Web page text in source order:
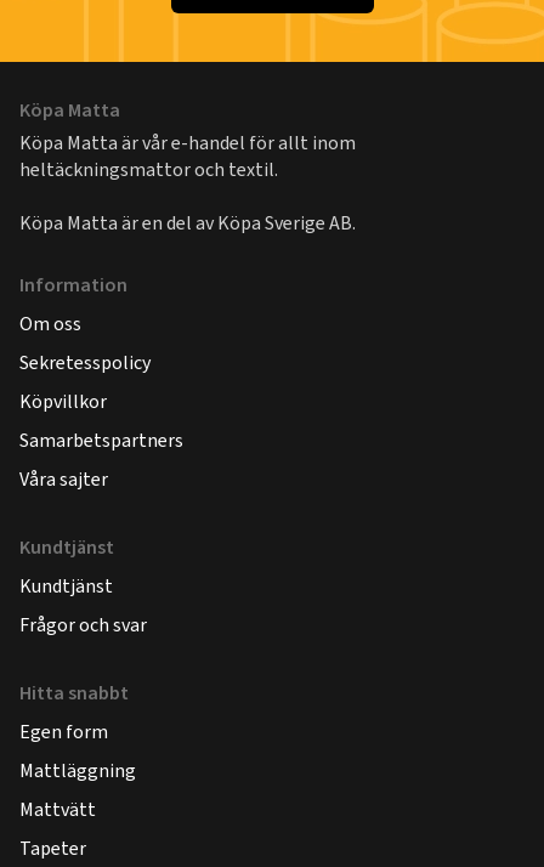
Köpa Matta
Köpa Matta är vår e-handel för allt inom
heltäckningsmattor och textil.
Köpa Matta är en del avKöpa Sverige AB.
Information
Om oss
Sekretesspolicy
Köpvillkor
Samarbetspartners
Våra sajter
Kundtjänst
Kundtjänst
Frågor och svar
Hitta snabbt
Egen form
Mattläggning
Mattvätt
Tapeter